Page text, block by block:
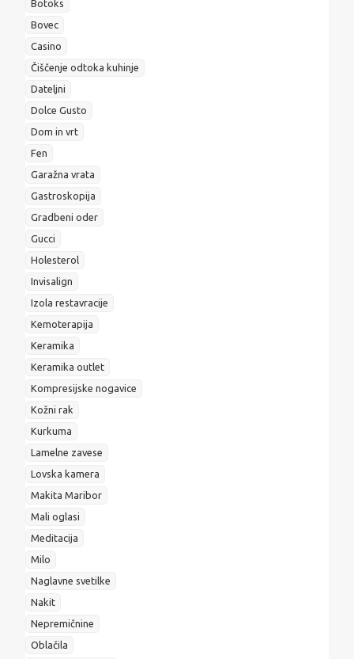
Botoks
Bovec
Casino
Čiščenje odtoka kuhinje
Dateljni
Dolce Gusto
Dom in vrt
Fen
Garažna vrata
Gastroskopija
Gradbeni oder
Gucci
Holesterol
Invisalign
Izola restavracije
Kemoterapija
Keramika
Keramika outlet
Kompresijske nogavice
Kožni rak
Kurkuma
Lamelne zavese
Lovska kamera
Makita Maribor
Mali oglasi
Meditacija
Milo
Naglavne svetilke
Nakit
Nepremičnine
Oblačila